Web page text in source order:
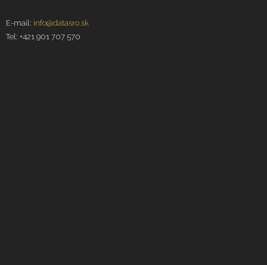
E-mail: info@datasro.sk
Tel: +421 901 707 570